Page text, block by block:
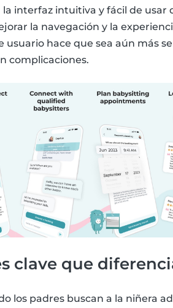
la interfaz intuitiva y fácil de
la navegación y la
usuario hace que sea aún más
complicaciones.
clave que
los padres buscan a la niñera